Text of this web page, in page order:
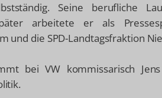
Seine berufliche
arbeitete er als
und die SPD-Landtagsfraktion
bei VW kommissarisch